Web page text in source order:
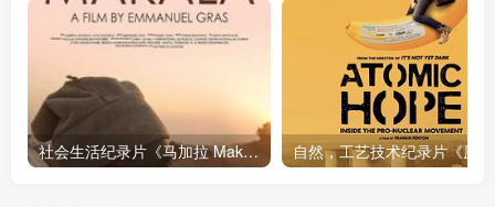
社会生活纪录片《马加拉 Makala》下载